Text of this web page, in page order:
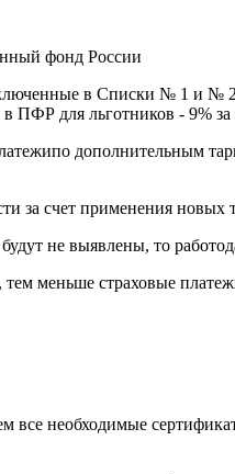
фонд России
в Списки № 1 и
ПФР для льготников - 9%
дополнительным
за счет применения
не выявлены, то
тем меньше страховые
необходимые